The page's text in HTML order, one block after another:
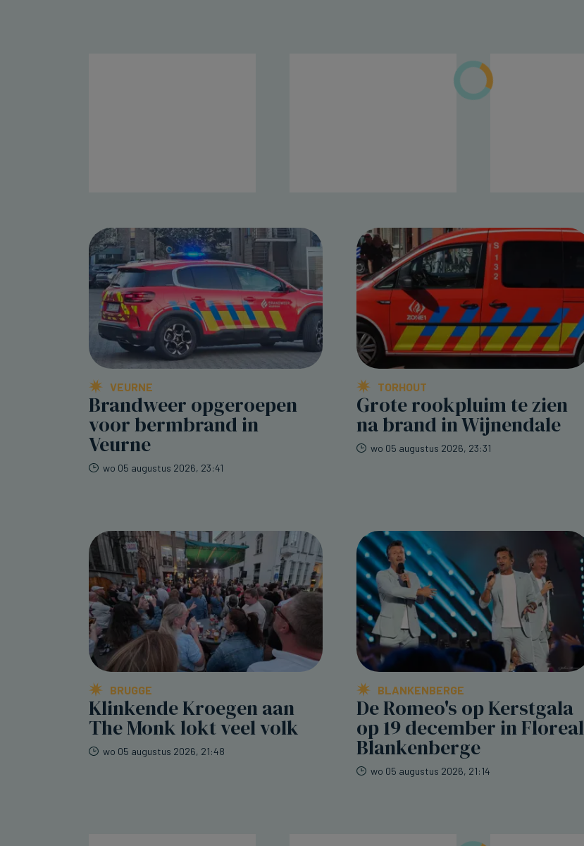
VEURNE
Brandweer opgeroepen
voor bermbrand in
Veurne
wo 05 augustus 2026, 23:41
TORHOUT
Grote rookpluim te zien
na brand in Wijnendale
wo 05 augustus 2026, 23:31
BRUGGE
Klinkende Kroegen aan
The Monk lokt veel volk
wo 05 augustus 2026, 21:48
BLANKENBERGE
De Romeo's op Kerstgala
op 19 december in Floreal
Blankenberge
wo 05 augustus 2026, 21:14